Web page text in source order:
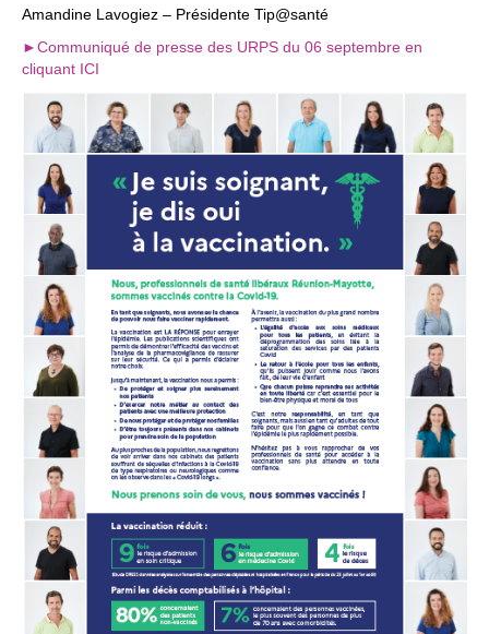
Amandine Lavogiez – Présidente Tip@santé
►Communiqué de presse des URPS du 06 septembre en
cliquant ICI